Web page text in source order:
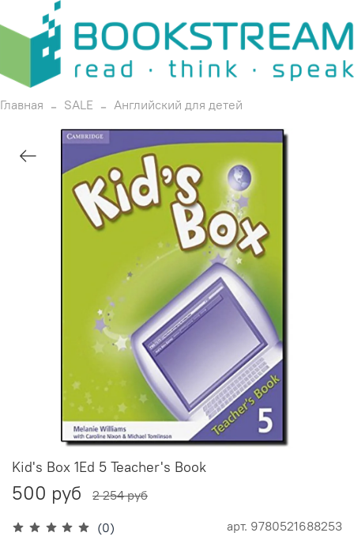
Главная SALE Английский для детей
(0) арт. 9780521688253
Kid's Box 1Ed 5 Teacher's Book
500 руб 2 254 руб